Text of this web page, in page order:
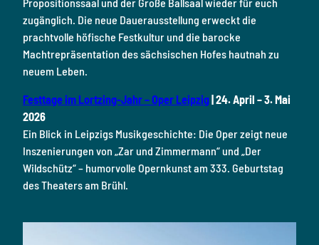
zugänglich. Die neue Dauerausstellung erweckt die
prachtvolle höfische Festkultur und die barocke
Machtrepräsentation des sächsischen Hofes hautnah zu
neuem Leben.
Festtage im Lortzing-Jahr – Oper Leipzig| 24. April – 3. Mai
2026
Ein Blick in Leipzigs Musikgeschichte: Die Oper zeigt neue
Inszenierungen von „Zar und Zimmermann“ und „Der
Wildschütz“ – humorvolle Opernkunst am 333. Geburtstag
des Theaters am Brühl.